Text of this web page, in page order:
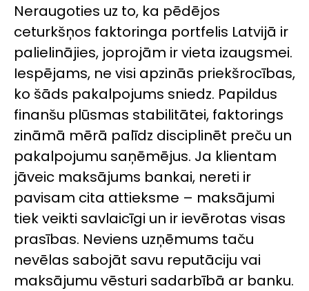
Neraugoties uz to, ka pēdējos
ceturkšņos faktoringa portfelis Latvijā ir
palielinājies, joprojām ir vieta izaugsmei.
Iespējams, ne visi apzinās priekšrocības,
ko šāds pakalpojums sniedz. Papildus
finanšu plūsmas stabilitātei, faktorings
zināmā mērā palīdz disciplinēt preču un
pakalpojumu saņēmējus. Ja klientam
jāveic maksājums bankai, nereti ir
pavisam cita attieksme – maksājumi
tiek veikti savlaicīgi un ir ievērotas visas
prasības. Neviens uzņēmums taču
nevēlas sabojāt savu reputāciju vai
maksājumu vēsturi sadarbībā ar banku.